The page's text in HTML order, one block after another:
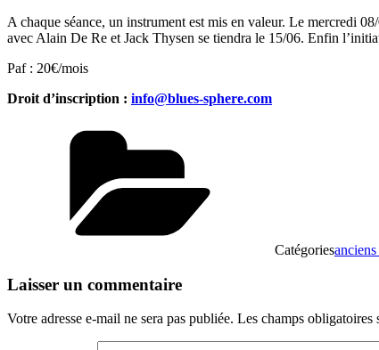
A chaque séance, un instrument est mis en valeur. Le mercredi
avec Alain De Re et Jack Thysen se tiendra le 15/06. Enfin
Paf : 20€/mois
Droit d’inscription : info@blues-sphere.com
Catégories
Laisser un commentaire
Votre adresse e-mail ne sera pas publiée. Les champs obligatoires